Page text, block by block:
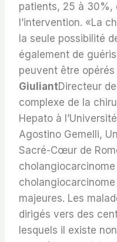
patients, 25 à 30%,
l’intervention. «La
la seule possibilité
également de
peuvent être
GiuliantDirecteur
complexe de la
Hepato à
Agostino Gemelli,
Sacré-Cœur de
majeures. Les
dirigés vers des
lesquels il existe